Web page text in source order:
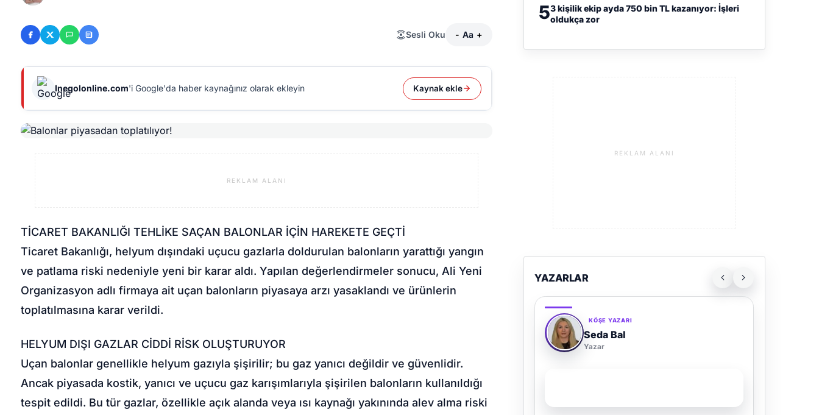
Sesli Oku - Aa +
Inegolonline.com'i Google'da haber kaynağınız olarak ekleyin Kaynak ekle
REKLAM ALANI
TİCARET BAKANLIĞI TEHLİKE SAÇAN BALONLAR İÇİN HAREKETE GEÇTİ
Ticaret Bakanlığı, helyum dışındaki uçucu gazlarla doldurulan balonların yarattığı yangın
ve patlama riski nedeniyle yeni bir karar aldı. Yapılan değerlendirmeler sonucu, Ali Yeni
Organizasyon adlı firmaya ait uçan balonların piyasaya arzı yasaklandı ve ürünlerin
toplatılmasına karar verildi.
HELYUM DIŞI GAZLAR CİDDİ RİSK OLUŞTURUYOR
Uçan balonlar genellikle helyum gazıyla şişirilir; bu gaz yanıcı değildir ve güvenlidir.
Ancak piyasada kostik, yanıcı ve uçucu gaz karışımlarıyla şişirilen balonların kullanıldığı
tespit edildi. Bu tür gazlar, özellikle açık alanda veya ısı kaynağı yakınında alev alma riski
53 kişilik ekip ayda 750 bin TL kazanıyor: İşleri
oldukça zor
REKLAM ALANI
YAZARLAR
KÖŞE YAZARI
Seda Bal
Yazar